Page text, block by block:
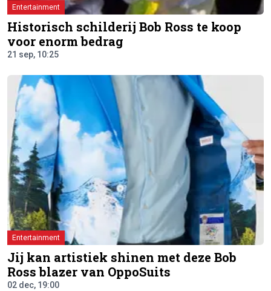
Entertainment
Historisch schilderij Bob Ross te koop
voor enorm bedrag
21 sep, 10:25
Entertainment
Jij kan artistiek shinen met deze Bob
Ross blazer van OppoSuits
02 dec, 19:00